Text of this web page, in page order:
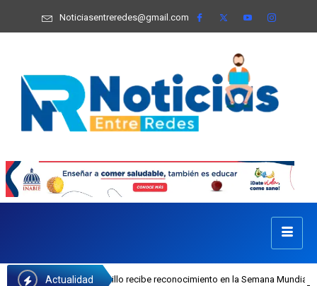
Noticiasentreredes@gmail.com
Actualidad
Castillo recibe reconocimiento en la Semana Mundial de la Lactancia